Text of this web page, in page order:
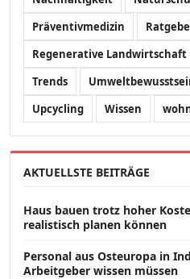
Präventivmedizin
Regenerative Landwirtschaft
Trends
Upcycling
Wissen
AKTUELLSTE BEITRÄGE
Haus bauen trotz hoher
realistisch planen können
Personal aus Osteuropa in
Arbeitgeber wissen müssen